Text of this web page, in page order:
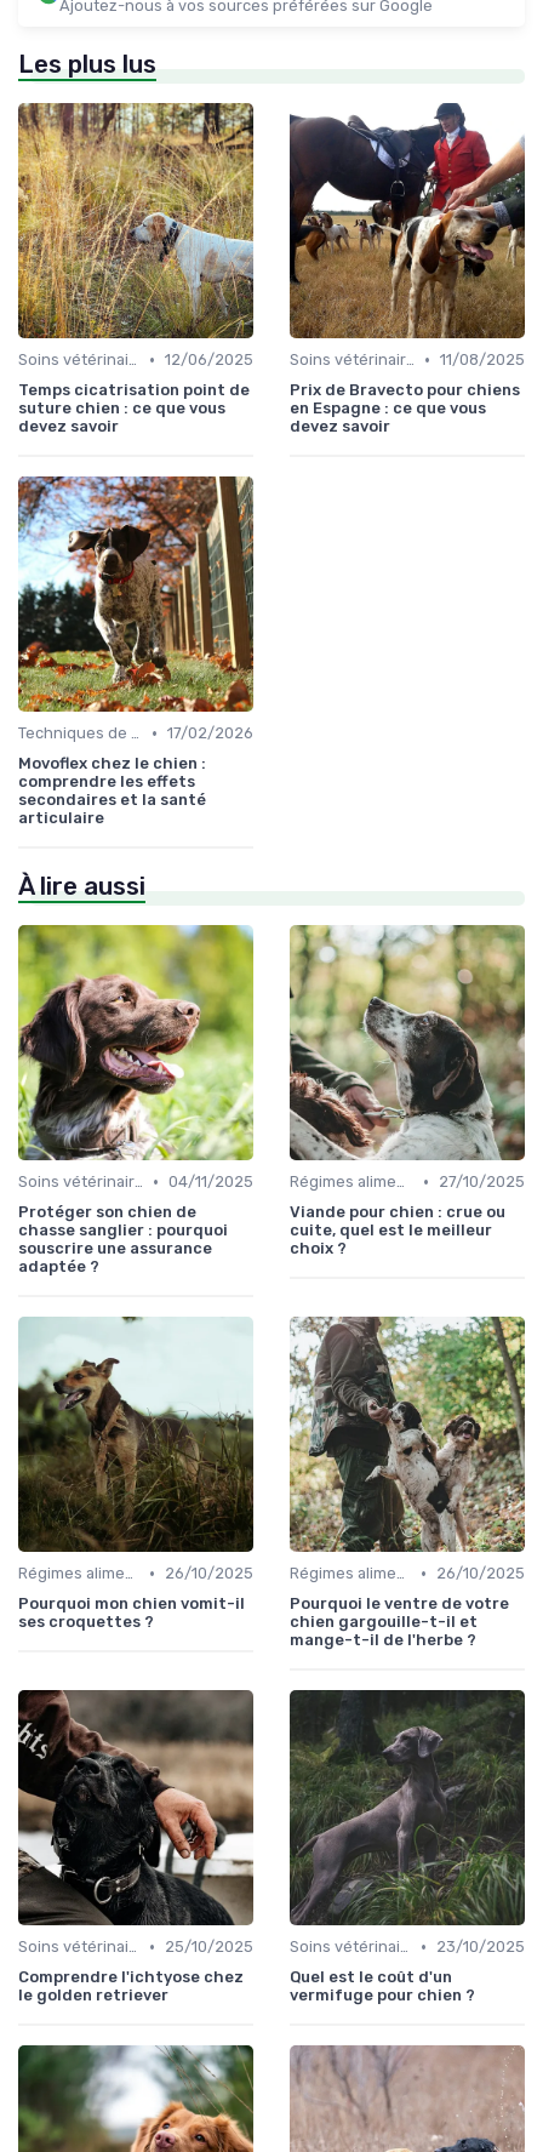
Ajoutez-nous à vos sources préférées sur Google
Les plus lus
Soins vétérinaires pour chiens de chasse • 12/06/2025
Temps cicatrisation point de
suture chien : ce que vous
devez savoir
Soins vétérinaires pour chiens de chasse • 11/08/2025
Prix de Bravecto pour chiens
en Espagne : ce que vous
devez savoir
Techniques de base • 17/02/2026
Movoflex chez le chien :
comprendre les effets
secondaires et la santé
articulaire
À lire aussi
Soins vétérinaires pour chiens de chasse • 04/11/2025
Protéger son chien de
chasse sanglier : pourquoi
souscrire une assurance
adaptée ?
Régimes alimentaires spécifiques •
27/10/2025
Viande pour chien : crue ou
cuite, quel est le meilleur
choix ?
Régimes alimentaires spécifiques •
26/10/2025
Pourquoi mon chien vomit-il
ses croquettes ?
Régimes alimentaires spécifiques •
26/10/2025
Pourquoi le ventre de votre
chien gargouille-t-il et
mange-t-il de l'herbe ?
Soins vétérinaires pour chiens de chasse •
25/10/2025
Comprendre l'ichtyose chez
le golden retriever
Soins vétérinaires pour chiens de chasse •
23/10/2025
Quel est le coût d'un
vermifuge pour chien ?